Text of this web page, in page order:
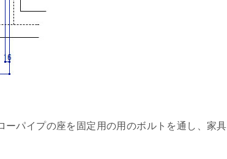
パイプの座を固定用の用のボルトを通し、家具